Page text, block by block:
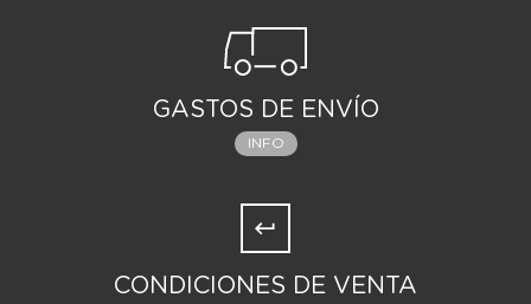
GASTOS DE ENVÍO
INFO
CONDICIONES DE VENTA